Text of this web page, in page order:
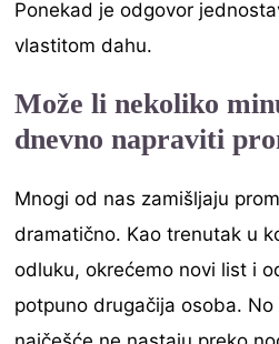
Ponekad je odgovor
vlastitom dahu.
Može li nekoliko
dnevno napraviti
Mnogi od nas zamišljaju
dramatično. Kao trenutak u
odluku, okrećemo novi list i
potpuno drugačija osoba.